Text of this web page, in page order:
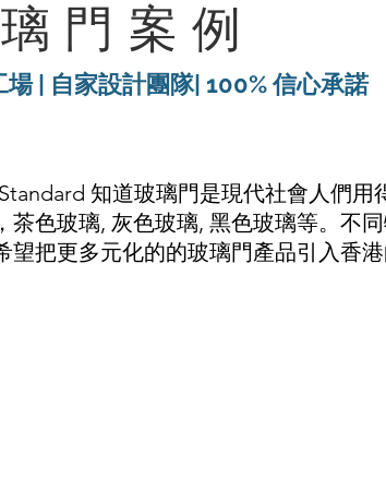
門案例
場 | 自家設計團隊| 100% 信心承諾
知道玻璃門是現代社會人們
茶色玻璃, 灰色玻璃, 黑色玻璃等。不
望把更多元化的的玻璃門產品引入香港